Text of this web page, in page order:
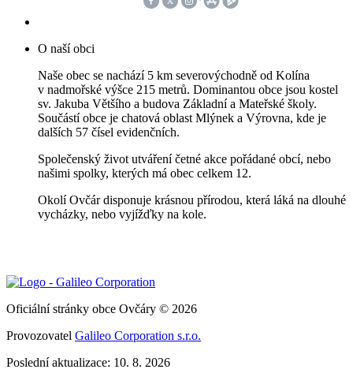
O naší obci
Naše obec se nachází 5 km severovýchodně od Kolína
v nadmořské výšce 215 metrů. Dominantou obce jsou kostel
sv. Jakuba Většího a budova Základní a Mateřské školy.
Součástí obce je chatová oblast Mlýnek a Výrovna, kde je
dalších 57 čísel evidenčních.
Společenský život utváření četné akce pořádané obcí, nebo
našimi spolky, kterých má obec celkem 12.
Okolí Ovčár disponuje krásnou přírodou, která láká na dlouhé
vycházky, nebo vyjížďky na kole.
Oficiální stránky obce Ovčáry © 2026
Provozovatel Galileo Corporation s.r.o.
Poslední aktualizace: 10. 8. 2026